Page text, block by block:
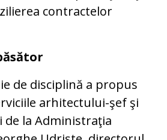
contractelor
de disciplină a propus
arhitectului-şef şi
de la Administraţia